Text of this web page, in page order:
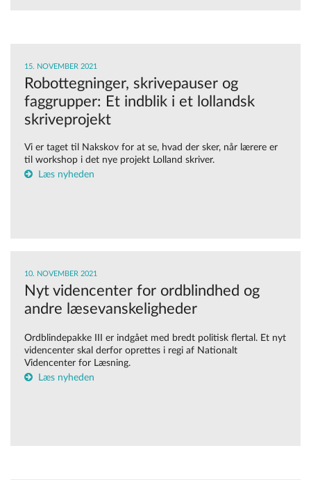
15. NOVEMBER 2021
Robottegninger, skrivepauser og
faggrupper: Et indblik i et lollandsk
skriveprojekt
Vi er taget til Nakskov for at se, hvad der sker, når lærere er
til workshop i det nye projekt Lolland skriver.
Læs nyheden
10. NOVEMBER 2021
Nyt videncenter for ordblindhed og
andre læsevanskeligheder
Ordblindepakke III er indgået med bredt politisk flertal. Et nyt
videncenter skal derfor oprettes i regi af Nationalt
Videncenter for Læsning.
Læs nyheden